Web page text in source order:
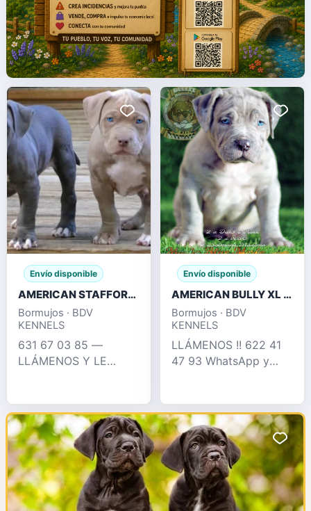
Envío disponible
AMERICAN STAFFORD BLUE , FAWN , CHAMPAGNE
Bormujos · BDV
KENNELS
631 67 03 85 —
LLÁMENOS Y LE
CACHORROS
AMERICAN STAFFORD
, BLUE , CHAMPAGNE ,
CHOCO DE OJOS
AZULES., SILVER...
PEDIGREE COMPL
Envío disponible
AMERICAN BULLY XL / XXL CRIA PROFESIONAL
Bormujos · BDV
KENNELS
LLÁMENOS !! 622 41
47 93 WhatsApp y
con 2 x Hulk
disponible, en su
pedigree podemos
encontrar perros como
dd